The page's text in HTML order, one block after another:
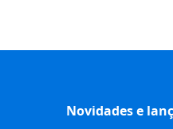
Novidades e